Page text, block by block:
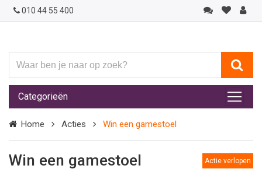
010 44 55 400
ben
je
naar
op
zoek?
Categorieën
Home Acties Win een gamestoel
Win een gamestoel Actie verlopen